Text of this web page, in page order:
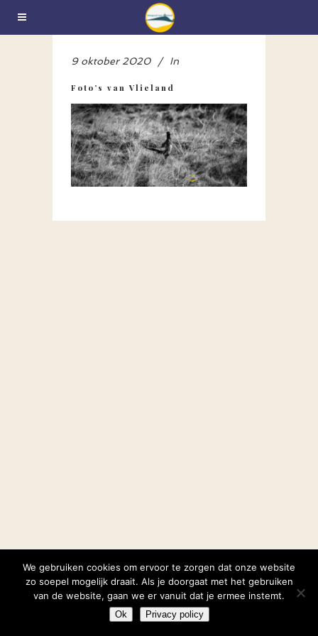
9 oktober 2020 In
Foto’s van Vlieland
We gebruiken cookies om ervoor te zorgen dat onze website
zo soepel mogelijk draait. Als je doorgaat met het gebruiken
van de website, gaan we er vanuit dat je ermee instemt.
Ok Privacy policy